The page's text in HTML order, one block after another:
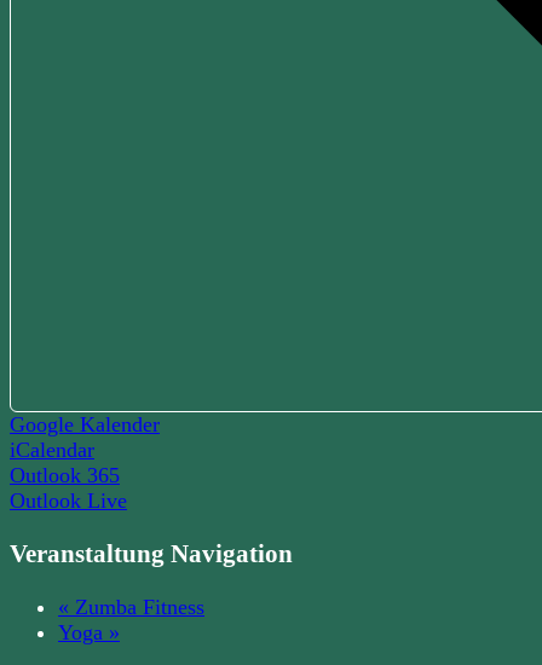
Google Kalender
iCalendar
Outlook 365
Outlook Live
Veranstaltung Navigation
« Zumba Fitness
Yoga »